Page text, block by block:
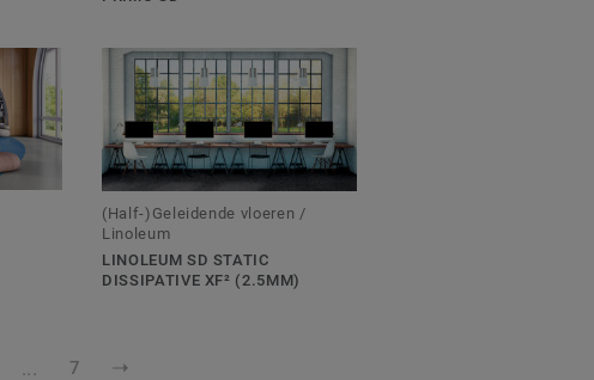
(Half-)Geleidende vloeren /
Linoleum
LINOLEUM SD STATIC
DISSIPATIVE XF² (2.5MM)
7